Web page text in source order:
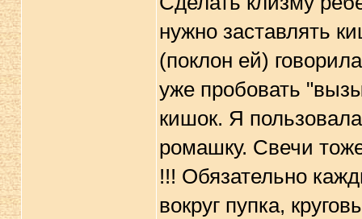
нужно заставлять
(поклон ей)
уже пробовать
кишок. Я
ромашку. Свечи
!!! Обязательно
вокруг пупка,